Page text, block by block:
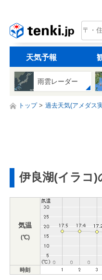
天気予報
雨雲レーダー
トップ 過去天気(アメダス
伊良湖(イラコ)
気温
(℃)
時刻